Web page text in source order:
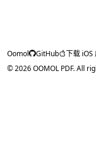
Oomol GitHub 下载 iOS
© 2026 OOMOL PDF. All